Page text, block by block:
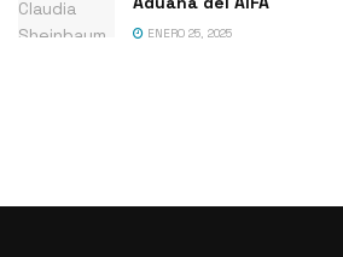
ENERO 25, 2025